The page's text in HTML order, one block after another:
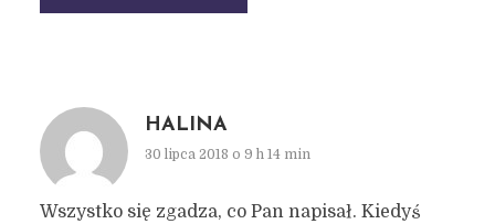
HALINA
30 lipca 2018 o 9 h 14 min
Wszystko się zgadza, co Pan napisał. Kiedyś